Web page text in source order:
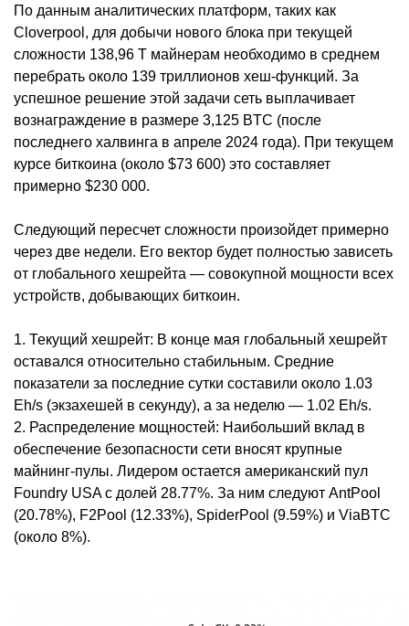
По данным аналитических платформ, таких как
Cloverpool, для добычи нового блока при текущей
сложности 138,96 T майнерам необходимо в среднем
перебрать около 139 триллионов хеш-функций. За
успешное решение этой задачи сеть выплачивает
вознаграждение в размере 3,125 BTC (после
последнего халвинга в апреле 2024 года). При текущем
курсе биткоина (около $73 600) это составляет
примерно $230 000.
Следующий пересчет сложности произойдет примерно
через две недели. Его вектор будет полностью зависеть
от глобального хешрейта — совокупной мощности всех
устройств, добывающих биткоин.
1. Текущий хешрейт: В конце мая глобальный хешрейт
оставался относительно стабильным. Средние
показатели за последние сутки составили около 1.03
Eh/s (экзахешей в секунду), а за неделю — 1.02 Eh/s.
2. Распределение мощностей: Наибольший вклад в
обеспечение безопасности сети вносят крупные
майнинг-пулы. Лидером остается американский пул
Foundry USA с долей 28.77%. За ним следуют AntPool
(20.78%), F2Pool (12.33%), SpiderPool (9.59%) и ViaBTC
(около 8%).